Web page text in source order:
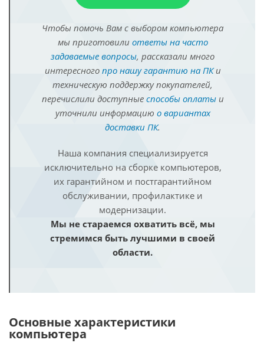
Чтобы помочь Вам с выбором компьютера
мы приготовили ответы на часто
задаваемые вопросы, рассказали много
интересного про нашу гарантию на ПКи
техническую поддержку покупателей,
перечислили доступные способы оплатыи
уточнили информацию о вариантах
доставки ПК.
Наша компания специализируется
исключительно на сборке компьютеров,
их гарантийном и постгарантийном
обслуживании, профилактике и
модернизации.
Мы не стараемся охватить всё, мы
стремимся быть лучшими в своей
области.
Основные характеристики
компьютера